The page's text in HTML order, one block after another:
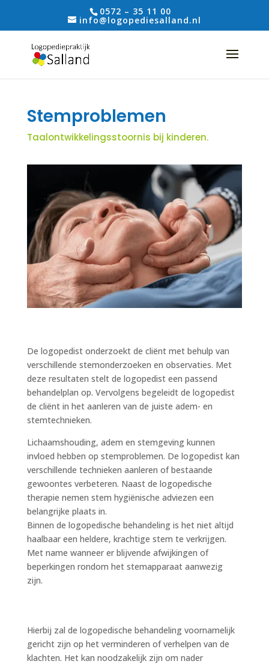
0572 – 35 11 00
info@logopediesalland.nl
Stemproblemen
Taalontwikkelingsstoornis bij kinderen.
De logopedist onderzoekt de cliënt met behulp van
verschillende stemonderzoeken en observaties. Met
deze resultaten stelt de logopedist een passend
behandelplan op. Vervolgens begeleidt de logopedist
de cliënt in het aanleren van de juiste adem- en
stemtechnieken.
Lichaamshouding, adem en stemgeving kunnen
invloed hebben op stemproblemen. De logopedist kan
verschillende technieken aanleren of bestaande
gewoontes verbeteren. Naast de logopedische
therapie nemen stem hygiënische adviezen een
belangrijke plaats in.
Binnen de logopedische behandeling is het niet altijd
haalbaar een heldere, krachtige stem te verkrijgen.
Met name wanneer er blijvende afwijkingen of
beperkingen rondom het stemapparaat aanwezig
zijn.
Hierbij zal de logopedische behandeling voornamelijk
gericht zijn op het verminderen of verhelpen van de
klachten. Het kan noodzakelijk zijn om nader